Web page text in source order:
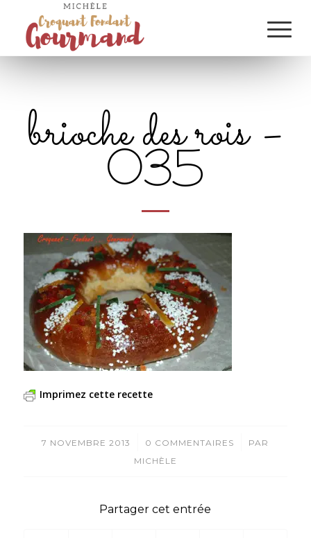
brioche des rois –
035
Imprimez cette recette
7 NOVEMBRE 2013
/ 0 COMMENTAIRES
/
PAR
MICHÈLE
Partager cet entrée